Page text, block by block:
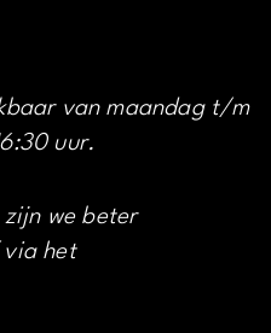
van maandag t/m
uur.
zijn we beter
via het